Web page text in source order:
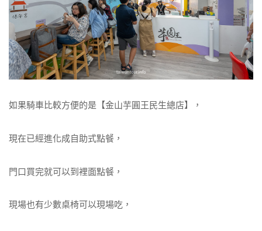
如果騎車比較方便的是【金山芋圓王民生總店】，
現在已經進化成自助式點餐，
門口買完就可以到裡面點餐，
現場也有少數桌椅可以現場吃，